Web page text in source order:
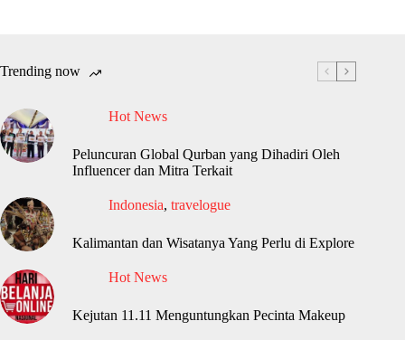
Trending now
Hot News
Peluncuran Global Qurban yang Dihadiri Oleh
Influencer dan Mitra Terkait
Indonesia, travelogue
Kalimantan dan Wisatanya Yang Perlu di Explore
Hot News
Kejutan 11.11 Menguntungkan Pecinta Makeup